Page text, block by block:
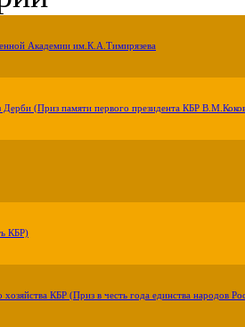
Академии им.К.А.Тимирязева
Дерби (Приз памяти первого президента КБР
КБР)
хозяйства КБР (Приз в честь года единства народов